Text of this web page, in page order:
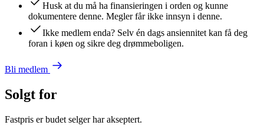
Husk at du må ha finansieringen i orden og kunne
dokumentere denne. Megler får ikke innsyn i denne.
Ikke medlem enda? Selv én dags ansiennitet kan få deg
foran i køen og sikre deg drømmeboligen.
Bli medlem
Solgt for
Fastpris er budet selger har akseptert.